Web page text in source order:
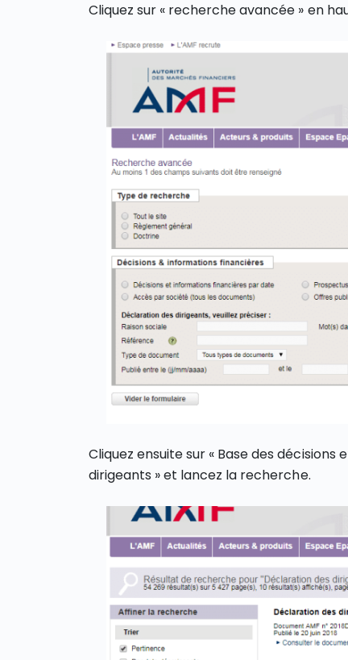
Cliquez sur « recherche avancée » en
Cliquez ensuite sur « Base des
dirigeants » et lancez la recherche.